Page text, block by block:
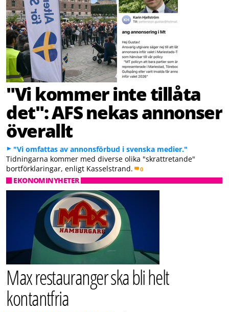
"Vi kommer inte tillåta
det": AFS nekas annonser
överallt
"Vi omfattas av annonsförbud i svenska medier."
Tidningarna kommer med diverse olika "skrattretande"
bortförklaringar, enligt Kasselstrand.
0
EKONOMINYHETER
Max restauranger ska bli helt
kontantfria